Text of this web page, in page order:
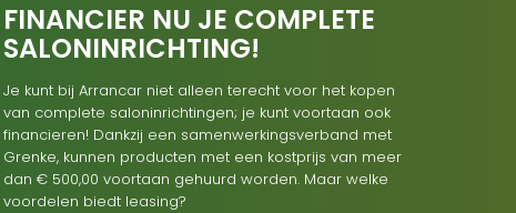
FINANCIER NU JE COMPLETE
SALONINRICHTING!
Je kunt bij Arrancar niet alleen terecht voor het kopen
van complete saloninrichtingen; je kunt voortaan ook
financieren! Dankzij een samenwerkingsverband met
Grenke, kunnen producten met een kostprijs van meer
dan € 500,00 voortaan gehuurd worden. Maar welke
voordelen biedt leasing?